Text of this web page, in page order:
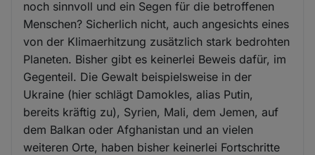
noch sinnvoll und ein Segen für die betroffenen
Menschen? Sicherlich nicht, auch angesichts eines
von der Klimaerhitzung zusätzlich stark bedrohten
Planeten. Bisher gibt es keinerlei Beweis dafür, im
Gegenteil. Die Gewalt beispielsweise in der
Ukraine (hier schlägt Damokles, alias Putin,
bereits kräftig zu), Syrien, Mali, dem Jemen, auf
dem Balkan oder Afghanistan und an vielen
weiteren Orte, haben bisher keinerlei Fortschritte